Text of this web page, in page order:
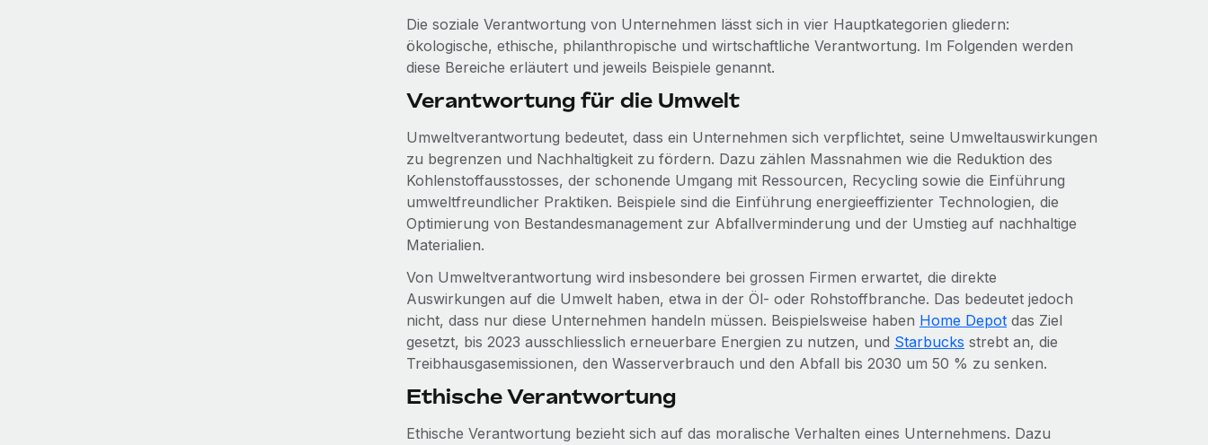
Die soziale Verantwortung von Unternehmen lässt sich in vier Hauptkategorien gliedern:
ökologische, ethische, philanthropische und wirtschaftliche Verantwortung. Im Folgenden werden
diese Bereiche erläutert und jeweils Beispiele genannt.
Verantwortung für die Umwelt
Umweltverantwortung bedeutet, dass ein Unternehmen sich verpflichtet, seine Umweltauswirkungen
zu begrenzen und Nachhaltigkeit zu fördern. Dazu zählen Massnahmen wie die Reduktion des
Kohlenstoffausstosses, der schonende Umgang mit Ressourcen, Recycling sowie die Einführung
umweltfreundlicher Praktiken. Beispiele sind die Einführung energieeffizienter Technologien, die
Optimierung von Bestandesmanagement zur Abfallverminderung und der Umstieg auf nachhaltige
Materialien.
Von Umweltverantwortung wird insbesondere bei grossen Firmen erwartet, die direkte
Auswirkungen auf die Umwelt haben, etwa in der Öl- oder Rohstoffbranche. Das bedeutet jedoch
nicht, dass nur diese Unternehmen handeln müssen. Beispielsweise haben Home Depotdas Ziel
gesetzt, bis 2023 ausschliesslich erneuerbare Energien zu nutzen, und Starbucks strebt an, die
Treibhausgasemissionen, den Wasserverbrauch und den Abfall bis 2030 um 50 % zu senken.
Ethische Verantwortung
Ethische Verantwortung bezieht sich auf das moralische Verhalten eines Unternehmens. Dazu